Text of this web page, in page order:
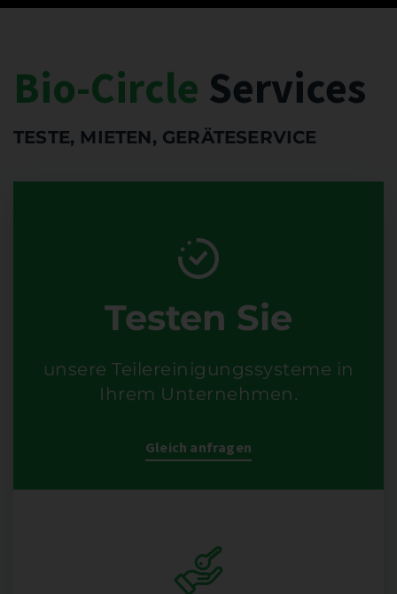
Bio-Circle Services
TESTE, MIETEN, GERÄTESERVICE
Testen Sie
unsere Teilereinigungssysteme in
Ihrem Unternehmen.
Gleich anfragen